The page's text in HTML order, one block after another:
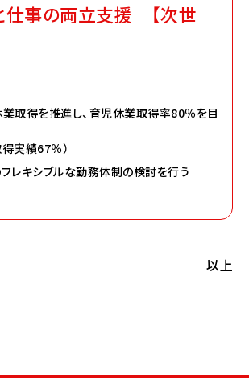
仕事の両立支援 【次世
取得を推進し、育児休業取得率80％を目
実績67％）
レキシブルな勤務体制の検討を行う
以上